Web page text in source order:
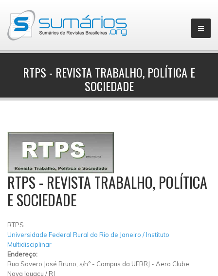
RTPS - REVISTA TRABALHO, POLÍTICA E
SOCIEDADE
RTPS - REVISTA TRABALHO, POLÍTICA
E SOCIEDADE
RTPS
Universidade Federal Rural do Rio de Janeiro / Instituto
Multidisciplinar
Endereço:
Rua Savero José Bruno, s/n° - Campus da UFRRJ - Aero Clube
Nova Iguaçu / RJ